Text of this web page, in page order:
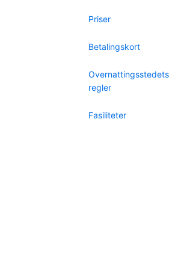
Priser
Betalingskort
Overnattingsstedets
regler
Fasiliteter